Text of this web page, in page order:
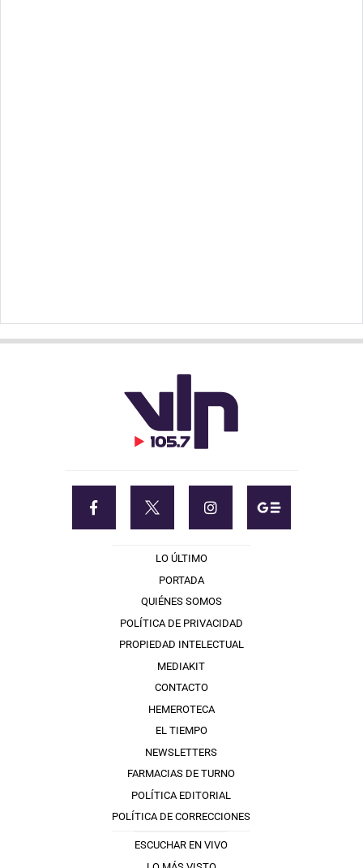
LO ÚLTIMO
PORTADA
QUIÉNES SOMOS
POLÍTICA DE PRIVACIDAD
PROPIEDAD INTELECTUAL
MEDIAKIT
CONTACTO
HEMEROTECA
EL TIEMPO
NEWSLETTERS
FARMACIAS DE TURNO
POLÍTICA EDITORIAL
POLÍTICA DE CORRECCIONES
ESCUCHAR EN VIVO